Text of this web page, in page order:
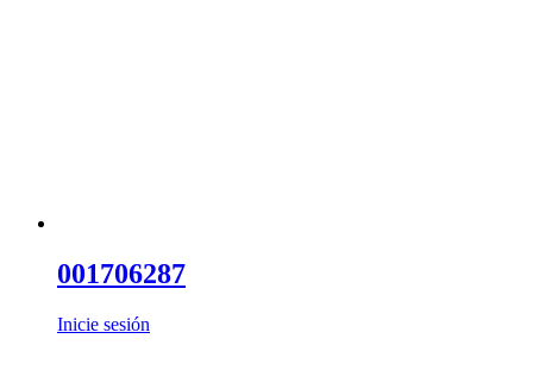
001706287
Inicie sesión